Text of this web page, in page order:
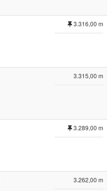
3.316,00 m
3.315,00 m
3.289,00 m
3.262,00 m